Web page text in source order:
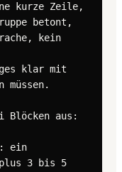
kurze Zeile,
betont,
kein
klar mit
müssen.
Blöcken aus:
ein
3 bis 5